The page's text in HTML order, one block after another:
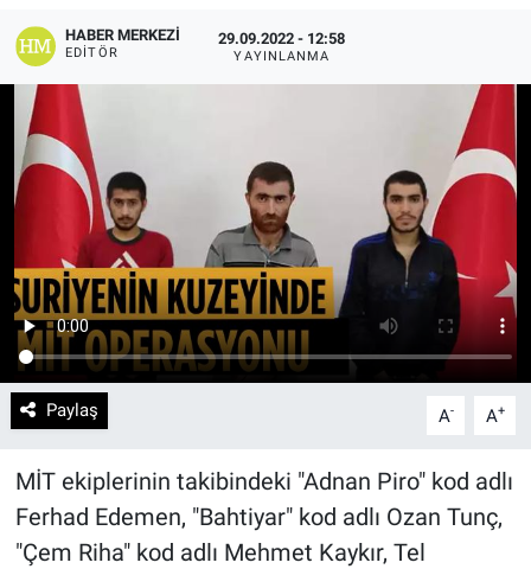
HABER MERKEZI
EDITÖR
29.09.2022 - 12:58
YAYINLANMA
Paylaş A- A+
MİT ekiplerinin takibindeki "Adnan Piro" kod adlı
Ferhad Edemen, "Bahtiyar" kod adlı Ozan Tunç,
"Çem Riha" kod adlı Mehmet Kaykır, Tel